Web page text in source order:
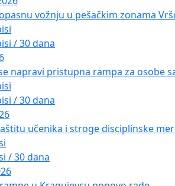
vožnju u pešačkim zonama
/ 30 dana
napravi pristupna rampa za osobe
/ 30 dana
učenika i stroge disciplinske
/ 30 dana